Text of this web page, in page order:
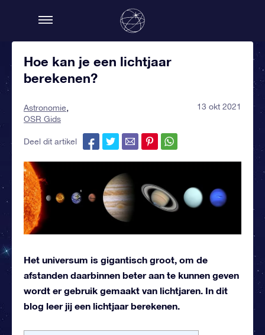
Hoe kan je een lichtjaar
berekenen?
Astronomie
OSR Gids
13 okt 2021
Deel dit artikel
Het universum is gigantisch groot, om de
afstanden daarbinnen beter aan te kunnen geven
wordt er gebruik gemaakt van lichtjaren. In dit
blog leer jij een lichtjaar berekenen.